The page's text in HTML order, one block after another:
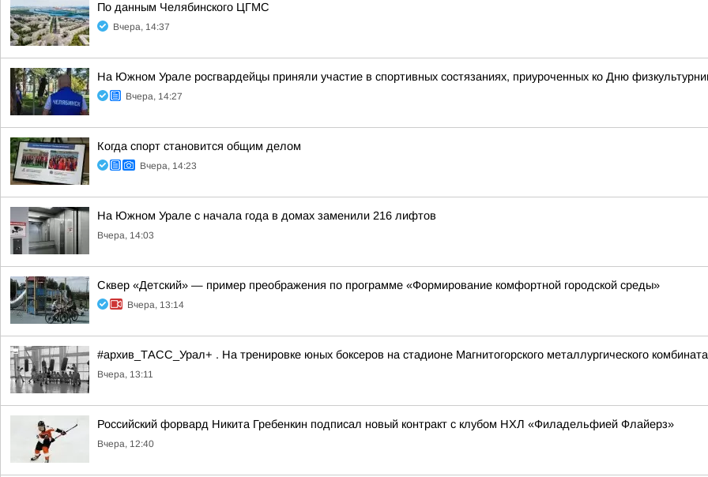
По данным Челябинского ЦГМС
Вчера, 14:37
На Южном Урале росгвардейцы приняли участие в спортивных состязаниях, приуроченных ко Дню
Вчера, 14:27
Когда спорт становится общим делом
Вчера, 14:23
На Южном Урале с начала года в домах заменили 216 лифтов
Вчера, 14:03
Сквер «Детский» — пример преображения по программе «Формирование комфортной городской среды»
Вчера, 13:14
#архив_ТАСС_Урал+ . На тренировке юных боксеров на стадионе Магнитогорского металлургического комбината
Вчера, 13:11
Российский форвард Никита Гребенкин подписал новый контракт с клубом НХЛ «Филадельфией Флайерз»
Вчера, 12:40